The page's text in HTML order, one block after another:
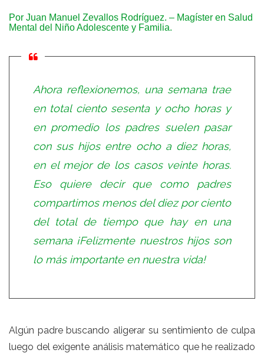
Por Juan Manuel Zevallos Rodríguez. – Magíster en Salud
Mental del Niño Adolescente y Familia.
Ahora reflexionemos, una semana trae
en total ciento sesenta y ocho horas y
en promedio los padres suelen pasar
con sus hijos entre ocho a diez horas,
en el mejor de los casos veinte horas.
Eso quiere decir que como padres
compartimos menos del diez por ciento
del total de tiempo que hay en una
semana ¡Felizmente nuestros hijos son
lo más importante en nuestra vida!
Algún padre buscando aligerar su sentimiento de culpa
luego del exigente análisis matemático que he realizado